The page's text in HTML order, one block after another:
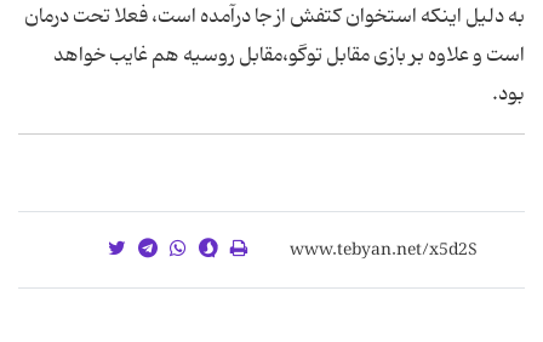
به دلیل اینکه استخوان کتفش از جا درآمده است، فعلا تحت درمان
است و علاوه بر بازی مقابل توگو،مقابل روسیه هم غایب خواهد
بود.